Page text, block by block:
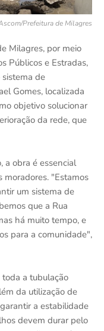
Prefeitura de Milagres
Milagres, por meio
Públicos e Estradas,
de
Gomes, localizada
objetivo solucionar
da rede, que
a obra é essencial
"Estamos
um sistema de
que a Rua
há muito tempo, e
para a comunidade",
a tubulação
da utilização de
a estabilidade
devem durar pelo